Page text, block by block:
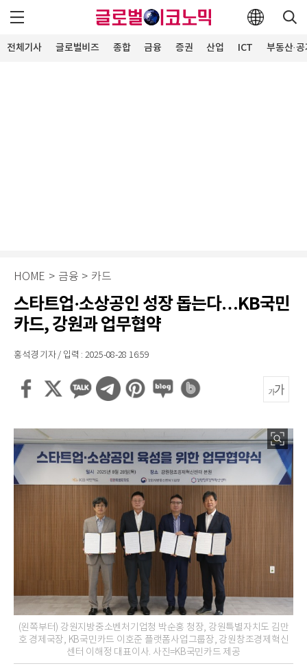
전체기사 글로벌비즈 종합 금융 증권 산업 ICT 부동산·
HOME > 금융 > 카드
스타트업·소상공인 성장 돕는다…KB국민
카드, 강원과 업무협약
홍석경 기자 / 입력 : 2025-08-28 16:59
(왼쪽부터) 강원지방중소벤처기업청 박순홍 청장, 강원특별자치도 김만
호 경제국장, KB국민카드 이호준 플랫폼사업그룹장, 강원창조경제혁신
센터 이해정 대표이사. 사진=KB국민카드 제공